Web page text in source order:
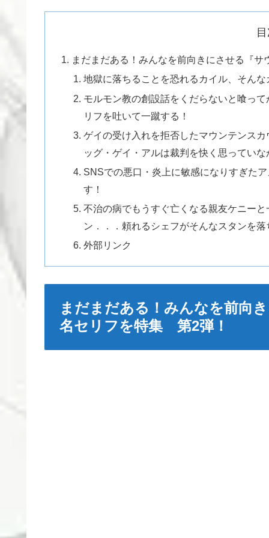
まだまだある！みんなを前向きにさせる『
地獄に落ちることを恐れるカイル、そん
モルモン教の創設話をくだらないと喰っ
リフを吐いて一蹴する！
ゲイの受け入れを拒否したマウンテンス
ッグ・ゲイ・アルは裁判を快く思っていな
SNSでの悪口・炎上に敏感になりすぎた
す！
不治の病でもうすぐ亡くなる親友ケニー
ン．．．頼れるシェフがそんなスタンを
外部リンク
まだまだある！みんなを前向
名セリフを特集 第2弾！